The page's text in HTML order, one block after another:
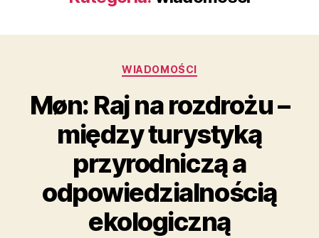
Kategorie
WIADOMOŚCI
Møn: Raj na rozdrożu –
między turystyką
przyrodniczą a
odpowiedzialnością
ekologiczną